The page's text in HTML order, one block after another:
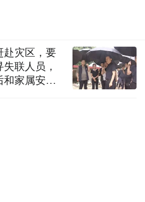
赴灾区，要
联人员，
和家属安抚